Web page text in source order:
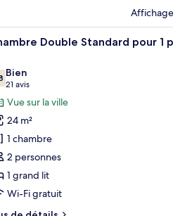
deux lampes de chevet, un bureau
:
Une
4
Double Standard pour 1
sur 10
Bien
21 avis
(21 avis)
Vue sur la ville
24 m²
1 chambre
2 personnes
1 grand lit
Wi-Fi gratuit